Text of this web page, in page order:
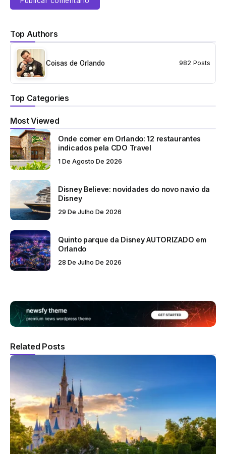
Top Authors
Coisas de Orlando 982 Posts
Top Categories
Most Viewed
Onde comer em Orlando: 12 restaurantes
indicados pela CDO Travel
1 De Agosto De 2026
Disney Believe: novidades do novo navio da
Disney
29 De Julho De 2026
Quinto parque da Disney AUTORIZADO em
Orlando
28 De Julho De 2026
Related Posts